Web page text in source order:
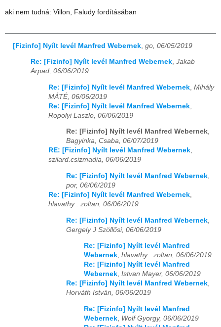
aki nem tudná: Villon, Faludy fordításában
[Fizinfo] Nyílt levél Manfred Webernek go, 06/05/2019
Re: [Fizinfo] Nyílt levél Manfred Webernek, Jakab
Arpad, 06/06/2019
Re: [Fizinfo] Nyílt levél Manfred Webernek Mihály
MÁTÉ, 06/06/2019
Re: [Fizinfo] Nyílt levél Manfred Webernek
Ropolyi Laszlo, 06/06/2019
Re: [Fizinfo] Nyílt levél Manfred Webernek,
Bagyinka, Csaba, 06/07/2019
RE: [Fizinfo] Nyílt levél Manfred Webernek,
szilard.csizmadia, 06/06/2019
Re: [Fizinfo] Nyílt levél Manfred Webernek
por, 06/06/2019
Re: [Fizinfo] Nyílt levél Manfred Webernek
hlavathy . zoltan, 06/06/2019
Re: [Fizinfo] Nyílt levél Manfred Webernek
Gergely J Szöllősi, 06/06/2019
Re: [Fizinfo] Nyílt levél Manfred
Webernek, hlavathy . zoltan, 06/06/2019
Re: [Fizinfo] Nyílt levél Manfred
Webernek, Istvan Mayer, 06/06/2019
Re: [Fizinfo] Nyílt levél Manfred Webernek,
Horváth István, 06/06/2019
Re: [Fizinfo] Nyílt levél Manfred
Webernek Wolf Gyorgy, 06/06/2019